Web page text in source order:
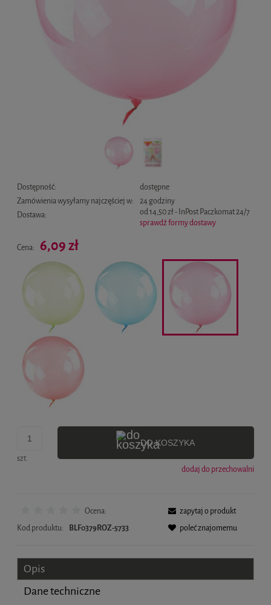
Dostępność:
dostępne
Zamówienia wysyłamy najczęściej w:
24 godziny
Dostawa:
od 14,50 zł- InPost Paczkomat 24/7
sprawdź formy dostawy
Cena: 6,09 zł
szt.
DO KOSZYKA
dodaj do przechowalni
Ocena:
Kod produktu:
BLF0379ROZ-5733
zapytaj o produkt
poleć znajomemu
Opis
Dane techniczne